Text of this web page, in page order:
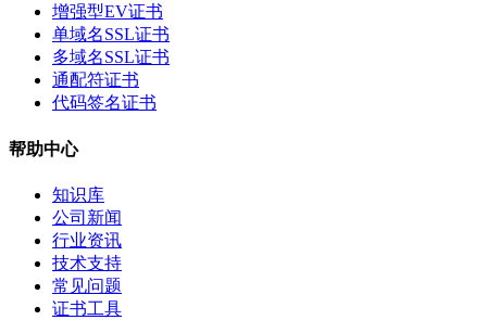
增强型EV证书
单域名SSL证书
多域名SSL证书
通配符证书
代码签名证书
帮助中心
知识库
公司新闻
行业资讯
技术支持
常见问题
证书工具